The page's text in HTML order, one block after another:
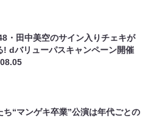
・田中美空のサイン入りチェキが
! dバリューパスキャンペーン開催
ち“マンゲキ卒業”公演は年代ごとの